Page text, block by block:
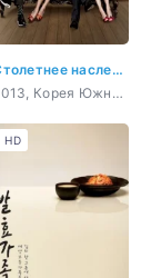
Столетнее наследство
2013, Корея Южная, романтика, драма, семейный
HD